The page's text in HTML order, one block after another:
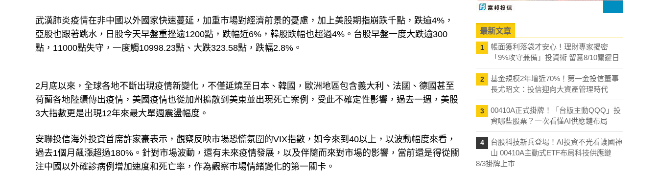
武漢肺炎疫情在非中國以外國家快速蔓延，加重市場對經濟前景的憂慮，加上美股期指崩跌千點，跌逾4%，
亞股也跟著跳水，日股今天早盤重挫逾1200點，跌幅近6%，韓股跌幅也超過4%。台股早盤一度大跌逾300
點，11000點失守，一度觸10998.23點、大跌323.58點，跌幅2.8%。
2月底以來，全球各地不斷出現疫情新變化，不僅延燒至日本、韓國，歐洲地區包含義大利、法國、德國甚至
荷蘭各地陸續傳出疫情，美國疫情也從加州擴散到美東並出現死亡案例，受此不確定性影響，過去一週，美股
3大指數更是出現12年來最大單週震盪幅度。
安聯投信海外投資首席許家豪表示，觀察反映市場恐慌氛圍的VIX指數，如今來到40以上，以波動幅度來看，
過去1個月飆漲超過180%。針對市場波動，還有未來疫情發展，以及伴隨而來對市場的影響，當前還是得從關
注中國以外確診病例增加速度和死亡率，作為觀察市場情緒變化的第一關卡。
最新文章
1
帳面獲利落袋才安心！理財專家揭密
「9%攻守兼備」投資術 留意8/10關鍵日
2
基金規模2年增近70%！第一金投信董事
長尤昭文：投信迎向大資產管理時代
3
00410A正式掛牌！「台版主動QQQ」投
資哪些股票？一次看懂AI供應鏈布局
4
台股科技新兵登場！AI投資不光看護國神
山 00410A主動式ETF布局科技供應鏈
8/3掛牌上市